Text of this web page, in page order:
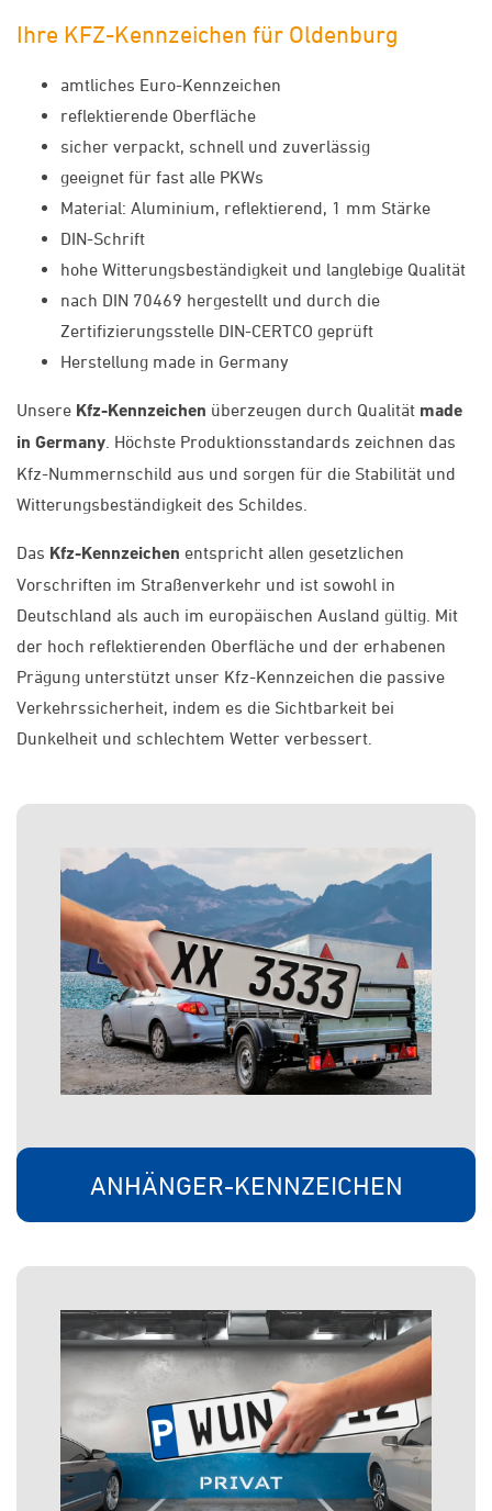
Ihre KFZ-Kennzeichen für Oldenburg
amtliches Euro-Kennzeichen
reflektierende Oberfläche
sicher verpackt, schnell und zuverlässig
geeignet für fast alle PKWs
Material: Aluminium, reflektierend, 1 mm Stärke
DIN-Schrift
hohe Witterungsbeständigkeit und langlebige Qualität
nach DIN 70469 hergestellt und durch die
Zertifizierungsstelle DIN-CERTCO geprüft
Herstellung made in Germany
Unsere Kfz-Kennzeichen überzeugen durch Qualität made
in Germany . Höchste Produktionsstandards zeichnen das
Kfz-Nummernschild aus und sorgen für die Stabilität und
Witterungsbeständigkeit des Schildes.
Das Kfz-Kennzeichen entspricht allen gesetzlichen
Vorschriften im Straßenverkehr und ist sowohl in
Deutschland als auch im europäischen Ausland gültig. Mit
der hoch reflektierenden Oberfläche und der erhabenen
Prägung unterstützt unser Kfz-Kennzeichen die passive
Verkehrssicherheit, indem es die Sichtbarkeit bei
Dunkelheit und schlechtem Wetter verbessert.
ANHÄNGER-KENNZEICHEN